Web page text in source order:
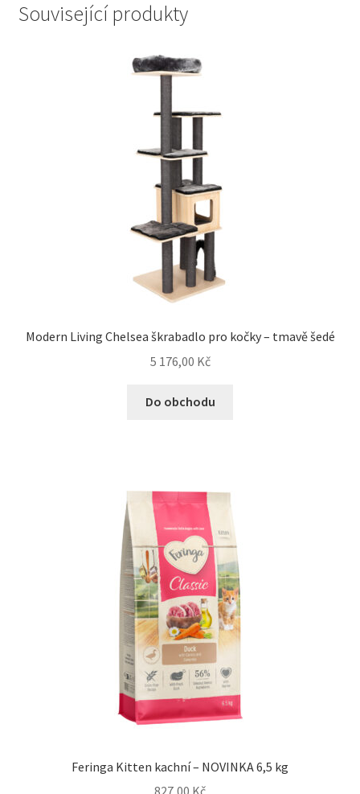
Související produkty
Modern Living Chelsea škrabadlo pro kočky – tmavě šedé
5 176,00 Kč
Do obchodu
Feringa Kitten kachní – NOVINKA 6,5 kg